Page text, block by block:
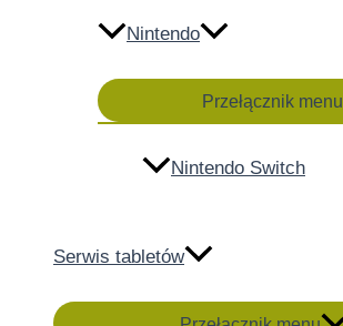
Nintendo
Przełącznik menu
Nintendo Switch
Serwis tabletów